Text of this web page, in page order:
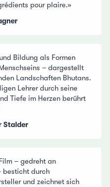
pour plaire.»
Bildung als Formen
– dargestellt
Landschaften Bhutans.
Lehrer durch seine
Tiefe im Herzen berührt
Stalder
– gedreht an
besticht durch
und zeichnet sich